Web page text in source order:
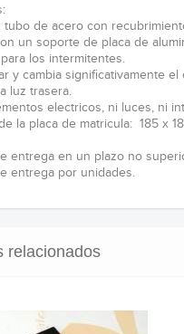
tubo de acero con
un soporte de placa de
los intermitentes.
y cambia significativamente
luz trasera.
electricos, ni luces, ni
la placa de matricula: 185 x
entrega en un plazo no
entrega por unidades.
relacionados